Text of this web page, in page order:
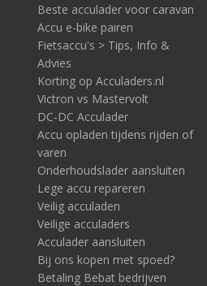
Beste acculader voor caravan
Accu e-bike pairen
Fietsaccu's > Tips, Info &
Advies
Korting op Acculaders.nl
Victron vs Mastervolt
DC-DC Acculader
Accu opladen tijdens rijden of
varen
Onderhoudslader aansluiten
Lege accu repareren
Veilig acculaden
Veilige acculaders
Acculader aansluiten
Bij ons kopen met spoed?
Betaling Bebat bedrijven